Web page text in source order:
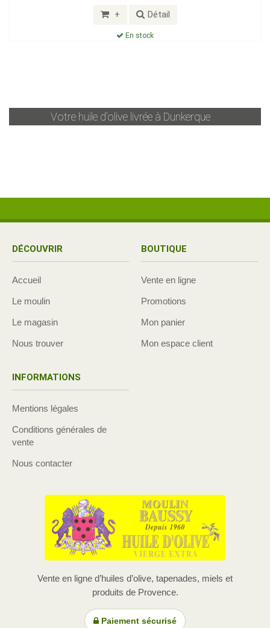
+ Détail
En stock
Votre huile d'olive livrée à Dunkerque
DÉCOUVRIR
Accueil
Le moulin
Le magasin
Nous trouver
BOUTIQUE
Vente en ligne
Promotions
Mon panier
Mon espace client
INFORMATIONS
Mentions légales
Conditions générales de
vente
Nous contacter
Vente en ligne d’huiles d’olive, tapenades, miels et
produits de Provence.
Paiement sécurisé